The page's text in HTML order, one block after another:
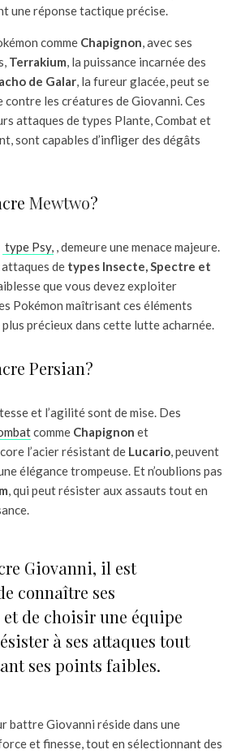
une réponse tactique précise.
comme Chapignon, avec ses
Terrakium, la puissance incarnée des
de Galar, la fureur glacée, peut se
les créatures de Giovanni. Ces
attaques de types Plante, Combat et
sont capables d’infliger des dégâts
Mewtwo?
type Psy, , demeure une menace majeure.
de types Insecte, Spectre et
que vous devez exploiter
Pokémon maîtrisant ces éléments
précieux dans cette lutte acharnée.
Persian?
et l’agilité sont de mise. Des
comme Chapignon et
l’acier résistant de Lucario, peuvent
élégance trompeuse. Et n’oublions pas
, qui peut résister aux assauts tout en
Giovanni, il est
connaître ses
de choisir une équipe
à ses attaques tout
ses points faibles.
battre Giovanni réside dans une
et finesse, tout en sélectionnant des